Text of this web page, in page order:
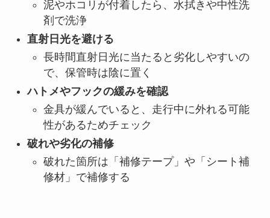
泥やホコリが付着したら、水拭きや中性洗
剤で洗浄
直射日光を避ける
長時間直射日光に当たると劣化しやすいの
で、保管時は陰に置く
ハトメやフックの緩みを確認
金具が緩んでいると、走行中に外れる可能
性があるためチェック
破れや劣化の補修
破れた箇所は「補修テープ」や「シート補
修材」で補修する